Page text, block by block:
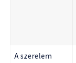
A szerelem